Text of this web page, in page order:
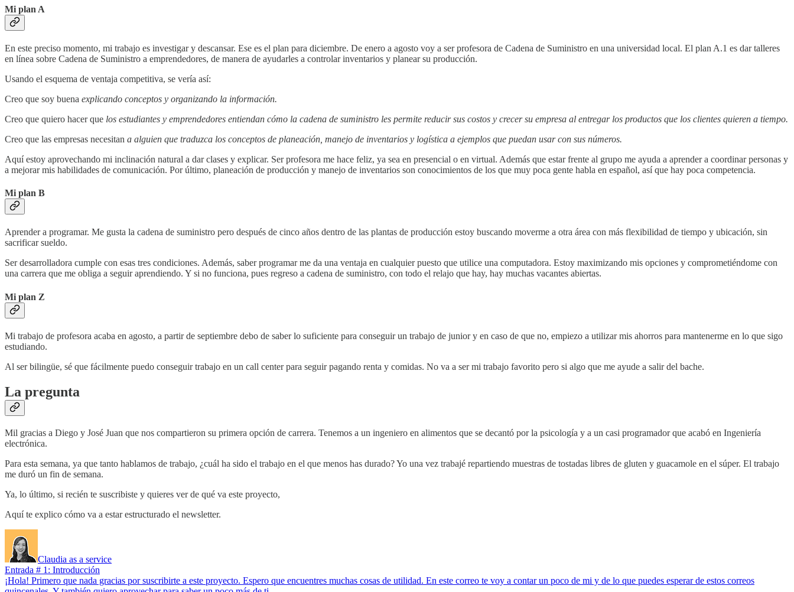
Mi plan A
En este preciso momento, mi trabajo es investigar y descansar. Ese es el plan para diciembre. De enero a agosto voy a ser profesora de Cadena de Suministro en una universidad local. El plan A.1 es dar talleres
en línea sobre Cadena de Suministro a emprendedores, de manera de ayudarles a controlar inventarios y planear su producción.
Usando el esquema de ventaja competitiva, se vería así:
Creo que soy buena explicando conceptos y organizando la información.
Creo que quiero hacer que los estudiantes y emprendedores entiendan cómo la cadena de suministro les permite reducir sus costos y crecer su empresa al entregar los productos que los clientes quieren a tiempo.
Creo que las empresas necesitan a alguien que traduzca los conceptos de planeación, manejo de inventarios y logística a ejemplos que puedan usar con sus números.
Aquí estoy aprovechando mi inclinación natural a dar clases y explicar. Ser profesora me hace feliz, ya sea en presencial o en virtual. Además que estar frente al grupo me ayuda a aprender a coordinar personas y
a mejorar mis habilidades de comunicación. Por último, planeación de producción y manejo de inventarios son conocimientos de los que muy poca gente habla en español, así que hay poca competencia.
Mi plan B
Aprender a programar. Me gusta la cadena de suministro pero después de cinco años dentro de las plantas de producción estoy buscando moverme a otra área con más flexibilidad de tiempo y ubicación, sin
sacrificar sueldo.
Ser desarrolladora cumple con esas tres condiciones. Además, saber programar me da una ventaja en cualquier puesto que utilice una computadora. Estoy maximizando mis opciones y comprometiéndome con
una carrera que me obliga a seguir aprendiendo. Y si no funciona, pues regreso a cadena de suministro, con todo el relajo que hay, hay muchas vacantes abiertas.
Mi plan Z
Mi trabajo de profesora acaba en agosto, a partir de septiembre debo de saber lo suficiente para conseguir un trabajo de junior y en caso de que no, empiezo a utilizar mis ahorros para mantenerme en lo que sigo
estudiando.
Al ser bilingüe, sé que fácilmente puedo conseguir trabajo en un call center para seguir pagando renta y comidas. No va a ser mi trabajo favorito pero si algo que me ayude a salir del bache.
La pregunta
Mil gracias a Diego y José Juan que nos compartieron su primera opción de carrera. Tenemos a un ingeniero en alimentos que se decantó por la psicología y a un casi programador que acabó en Ingeniería
electrónica.
Para esta semana, ya que tanto hablamos de trabajo, ¿cuál ha sido el trabajo en el que menos has durado? Yo una vez trabajé repartiendo muestras de tostadas libres de gluten y guacamole en el súper. El trabajo
me duró un fin de semana.
Ya, lo último, si recién te suscribiste y quieres ver de qué va este proyecto,
Aquí te explico cómo va a estar estructurado el newsletter.
Claudia as a service
Entrada # 1: Introducción
¡Hola! Primero que nada gracias por suscribirte a este proyecto. Espero que encuentres muchas cosas de utilidad. En este correo te voy a contar un poco de mi y de lo que puedes esperar de estos correos